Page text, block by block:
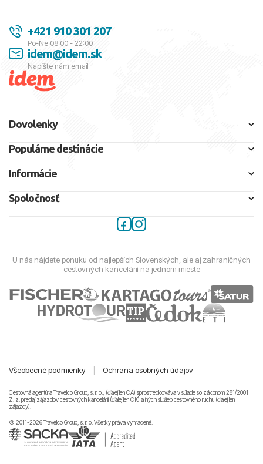
+421 910 301 207
Po-Ne 08:00 - 22:00
idem@idem.sk
Napíšte nám email
Dovolenky
Populárne destinácie
Informácie
Spoločnosť
U nás nájdete ponuku od najlepších Slovenských, ale aj zahraničných
cestovných kancelárií na jednom mieste
Všeobecné podmienky Ochrana osobných údajov
Cestovná agentúra Travelco Group, s. r. o., (ďalej len CA) sprostredkováva v súlade so zákonom 281/2001
Z. z. predaj zájazdov cestovných kancelárii (ďalej len CK) a iných služieb cestovného ruchu (ďalej len
zájazdy).
© 2011-2026 Travelco Group, s. r. o. Všetky práva vyhradené.